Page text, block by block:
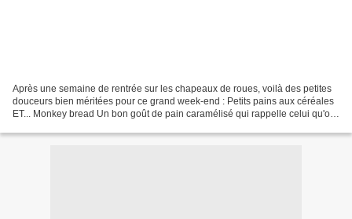
Après une semaine de rentrée sur les chapeaux de roues, voilà des petites
douceurs bien méritées pour ce grand week-end : Petits pains aux céréales
ET... Monkey bread Un bon goût de pain caramélisé qui rappelle celui qu'on